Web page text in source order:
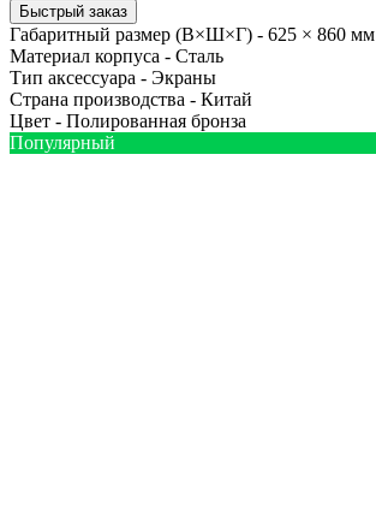
Быстрый заказ
Габаритный размер (В×Ш×Г) - 625 × 860 мм
Материал корпуса - Сталь
Тип аксессуара - Экраны
Страна производства - Китай
Цвет - Полированная бронза
Популярный